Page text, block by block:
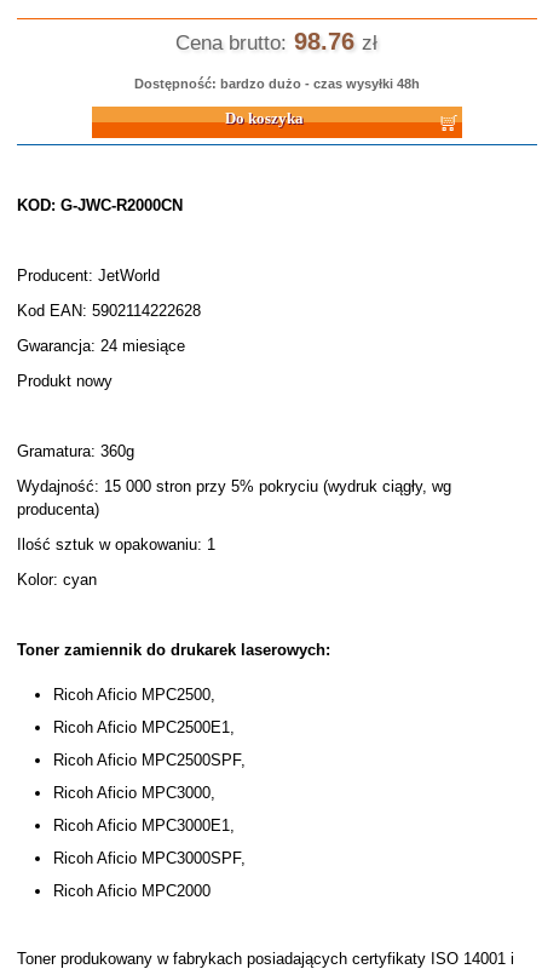
Cena brutto: 98.76 zł
Dostępność: bardzo dużo - czas wysyłki 48h
Do koszyka
KOD: G-JWC-R2000CN
Producent: JetWorld
Kod EAN: 5902114222628
Gwarancja: 24 miesiące
Produkt nowy
Gramatura: 360g
Wydajność: 15 000 stron przy 5% pokryciu (wydruk ciągły, wg
producenta)
Ilość sztuk w opakowaniu: 1
Kolor: cyan
Toner zamiennik do drukarek laserowych:
Ricoh Aficio MPC2500,
Ricoh Aficio MPC2500E1,
Ricoh Aficio MPC2500SPF,
Ricoh Aficio MPC3000,
Ricoh Aficio MPC3000E1,
Ricoh Aficio MPC3000SPF,
Ricoh Aficio MPC2000
Toner produkowany w fabrykach posiadających certyfikaty ISO 14001 i